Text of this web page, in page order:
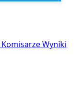
KomisarzeWyniki